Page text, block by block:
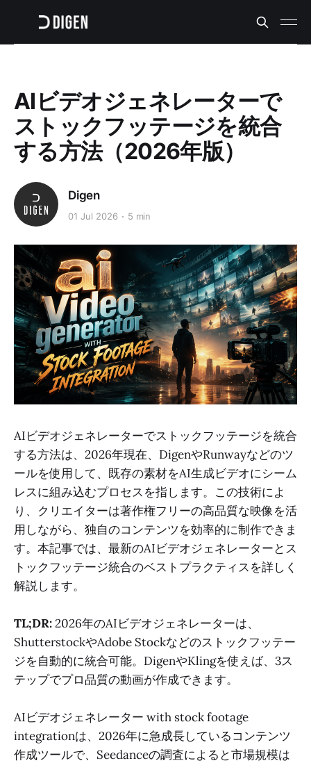
AIビデオジェネレーターで
ストックフッテージを統合
する方法（2026年版）
Digen
01 Jul 2026 5 min
AIビデオジェネレーターでストックフッテージを統合
する方法は、2026年現在、DigenやRunwayなどのツ
ールを使用して、既存の素材をAI生成ビデオにシーム
レスに組み込むプロセスを指します。この技術によ
り、クリエイターは著作権フリーの高品質な映像を活
用しながら、独自のコンテンツを効率的に制作できま
す。本記事では、最新のAIビデオジェネレーターとス
トックフッテージ統合のベストプラクティスを詳しく
解説します。
TL;DR:2026年のAIビデオジェネレーターは、
ShutterstockやAdobe Stockなどのストックフッテー
ジを自動的に統合可能。DigenやKlingを使えば、3ス
テップでプロ品質の動画が作成できます。
AIビデオジェネレーター with stock footage
integrationは、2026年に急成長しているコンテンツ
作成ツールで、Seedanceの調査によると市場規模は